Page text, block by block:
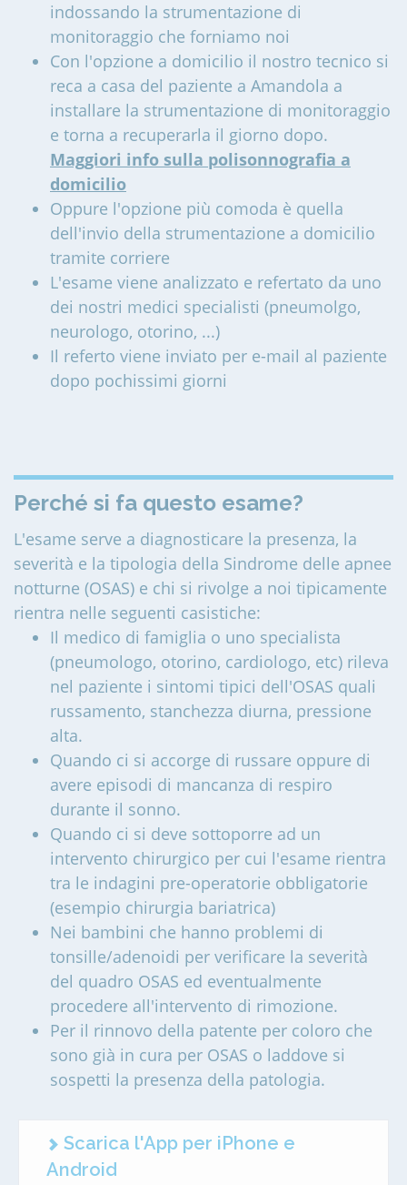
indossando la strumentazione di
monitoraggio che forniamo noi
Con l'opzione a domicilio il nostro tecnico si
reca a casa del paziente a Amandola a
installare la strumentazione di monitoraggio
e torna a recuperarla il giorno dopo.
Maggiori info sulla polisonnografia a
domicilio
Oppure l'opzione più comoda è quella
dell'invio della strumentazione a domicilio
tramite corriere
L'esame viene analizzato e refertato da uno
dei nostri medici specialisti (pneumolgo,
neurologo, otorino, ...)
Il referto viene inviato per e-mail al paziente
dopo pochissimi giorni
Perché si fa questo esame?
L'esame serve a diagnosticare la presenza, la
severità e la tipologia della Sindrome delle apnee
notturne (OSAS) e chi si rivolge a noi tipicamente
rientra nelle seguenti casistiche:
Il medico di famiglia o uno specialista
(pneumologo, otorino, cardiologo, etc) rileva
nel paziente i sintomi tipici dell'OSAS quali
russamento, stanchezza diurna, pressione
alta.
Quando ci si accorge di russare oppure di
avere episodi di mancanza di respiro
durante il sonno.
Quando ci si deve sottoporre ad un
intervento chirurgico per cui l'esame rientra
tra le indagini pre-operatorie obbligatorie
(esempio chirurgia bariatrica)
Nei bambini che hanno problemi di
tonsille/adenoidi per verificare la severità
del quadro OSAS ed eventualmente
procedere all'intervento di rimozione.
Per il rinnovo della patente per coloro che
sono già in cura per OSAS o laddove si
sospetti la presenza della patologia.
Scarica l'App per iPhone e
Android